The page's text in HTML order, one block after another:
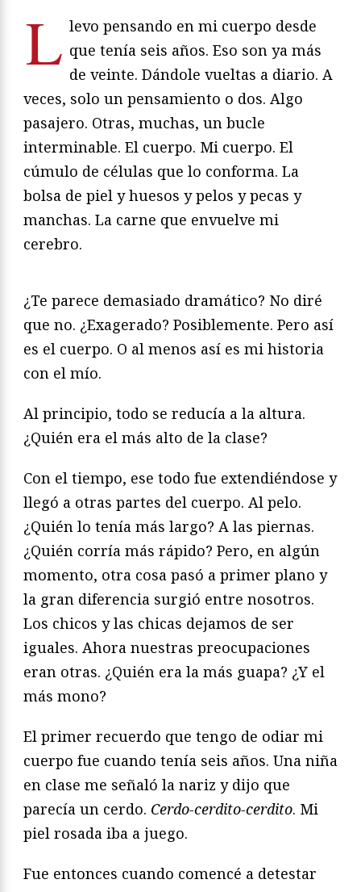
L levo pensando en mi cuerpo desde
que tenía seis años. Eso son ya más
de veinte. Dándole vueltas a diario. A
veces, solo un pensamiento o dos. Algo
pasajero. Otras, muchas, un bucle
interminable. El cuerpo. Mi cuerpo. El
cúmulo de células que lo conforma. La
bolsa de piel y huesos y pelos y pecas y
manchas. La carne que envuelve mi
cerebro.
¿Te parece demasiado dramático? No diré
que no. ¿Exagerado? Posiblemente. Pero así
es el cuerpo. O al menos así es mi historia
con el mío.
Al principio, todo se reducía a la altura.
¿Quién era el más alto de la clase?
Con el tiempo, ese todo fue extendiéndose y
llegó a otras partes del cuerpo. Al pelo.
¿Quién lo tenía más largo? A las piernas.
¿Quién corría más rápido? Pero, en algún
momento, otra cosa pasó a primer plano y
la gran diferencia surgió entre nosotros.
Los chicos y las chicas dejamos de ser
iguales. Ahora nuestras preocupaciones
eran otras. ¿Quién era la más guapa? ¿Y el
más mono?
El primer recuerdo que tengo de odiar mi
cuerpo fue cuando tenía seis años. Una niña
en clase me señaló la nariz y dijo que
parecía un cerdo. Cerdo-cerdito-cerdito. Mi
piel rosada iba a juego.
Fue entonces cuando comencé a detestar